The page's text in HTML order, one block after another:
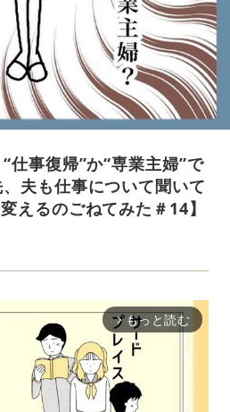
仕事復帰”か“専業主婦”で
夫も仕事について聞いて
えるのごねてみた＃14】
arrow_forward_ios もっと読む